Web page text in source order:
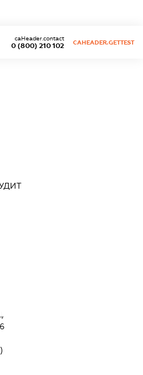
0 (800) 210 102
caHeader.contact
CAHEADER.GETTEST